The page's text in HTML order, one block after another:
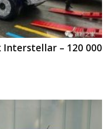
– 120 000